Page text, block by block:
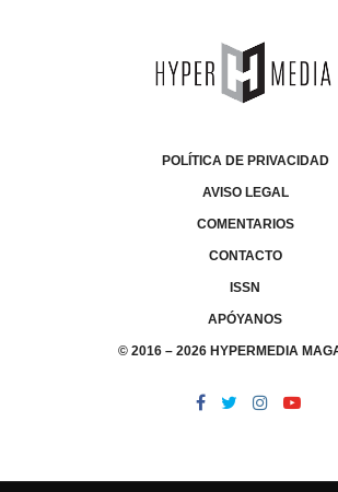
POLÍTICA DE PRIVACIDAD
AVISO LEGAL
COMENTARIOS
CONTACTO
ISSN
APÓYANOS
© 2016 – 2026 HYPERMEDIA